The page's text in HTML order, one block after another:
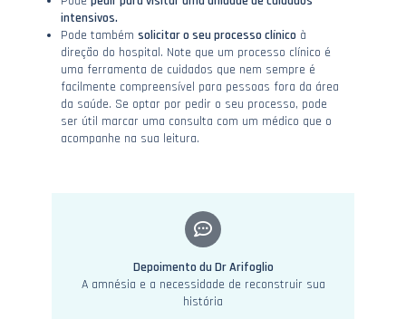
intensivos.
Pode também solicitar o seu processo clínico à
direção do hospital. Note que um processo clínico é
uma ferramenta de cuidados que nem sempre é
facilmente compreensível para pessoas fora da área
da saúde. Se optar por pedir o seu processo, pode
ser útil marcar uma consulta com um médico que o
acompanhe na sua leitura.
Depoimento du Dr Arifoglio
A amnésia e a necessidade de reconstruir sua
história